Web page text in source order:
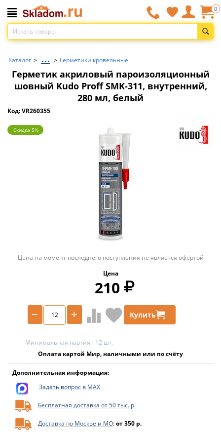
0
Каталог > ... > Герметики кровельные
Герметик акриловый пароизоляционный
шовный Kudo Proff SMK-311, внутренний,
280 мл, белый
Код: VR260355
Скидка 5%
Цена на момент последнего поступления не является офертой
Цена
210
+
− Купить
Минимальная партия - 12 шт.
Оплата картой Мир, наличными или по счёту
Дополнительная информация:
Задать вопрос в MAX
Бесплатная доставка от 50 тыс. р.
Доставка по Москве и МО:от 350 р.